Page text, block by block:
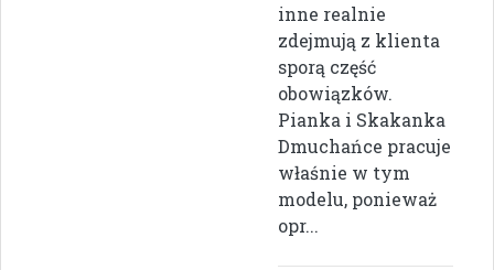
inne realnie
zdejmują z klienta
sporą część
obowiązków.
Pianka i Skakanka
Dmuchańce pracuje
właśnie w tym
modelu, ponieważ
opr...